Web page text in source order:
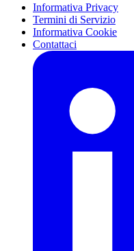
Informativa Privacy
Termini di Servizio
Informativa Cookie
Contattaci